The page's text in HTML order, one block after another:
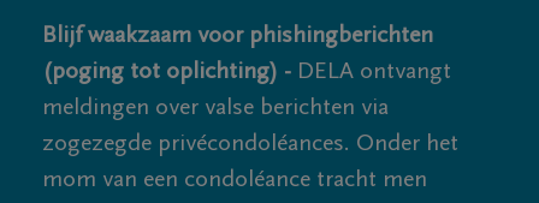
Blijf waakzaam voor phishingberichten
(poging tot oplichting) - DELA ontvangt
meldingen over valse berichten via
zogezegde privécondoléances. Onder het
mom van een condoléance tracht men